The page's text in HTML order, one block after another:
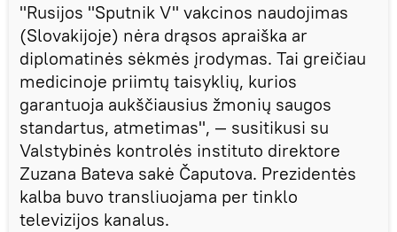
"Rusijos "Sputnik V" vakcinos naudojimas
(Slovakijoje) nėra drąsos apraiška ar
diplomatinės sėkmės įrodymas. Tai greičiau
medicinoje priimtų taisyklių, kurios
garantuoja aukščiausius žmonių saugos
standartus, atmetimas", — susitikusi su
Valstybinės kontrolės instituto direktore
Zuzana Bateva sakė Čaputova. Prezidentės
kalba buvo transliuojama per tinklo
televizijos kanalus.